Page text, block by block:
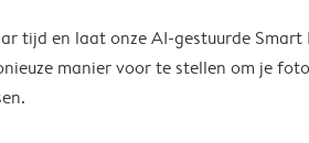
tijd en laat onze AI-gestuurde
manier voor te stellen om je